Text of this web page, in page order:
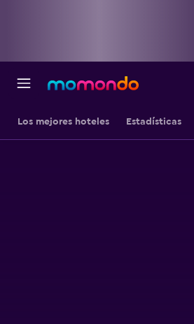
Los mejores hoteles Estadísticas